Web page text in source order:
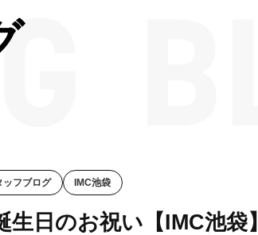
ッフブログ IMC池袋
生日のお祝い【IMC池袋】